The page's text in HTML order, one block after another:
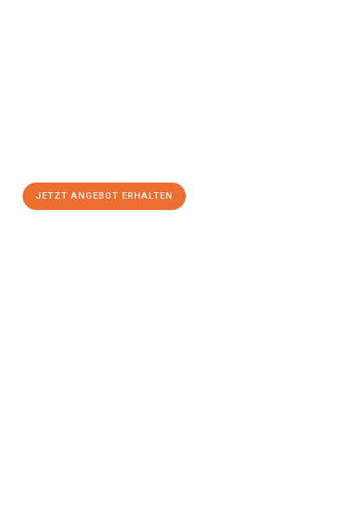
JETZT ANGEBOT ERHALTEN